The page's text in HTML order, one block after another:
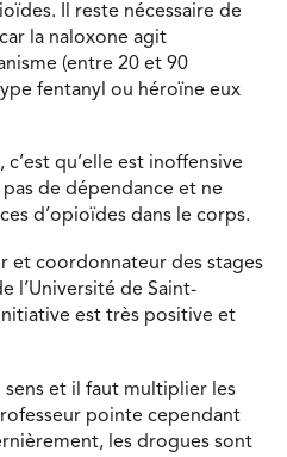
Il reste nécessaire de
la naloxone agit
(entre 20 et 90
fentanyl ou héroïne eux
c’est qu’elle est inoffensive
de dépendance et ne
d’opioïdes dans le corps.
et coordonnateur des stages
l’Université de Saint-
est très positive et
sens et il faut multiplier les
pointe cependant
les drogues sont